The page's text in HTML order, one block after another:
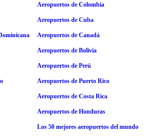
Aeropuertos de Colombia
Aeropuertos de Cuba
Aeropuertos de Canadá
Aeropuertos de Bolivia
Aeropuertos de Perú
Aeropuertos de Puerto Rico
Aeropuertos de Costa Rica
Aeropuertos de Honduras
Los 50 mejores aeropuertos del mundo